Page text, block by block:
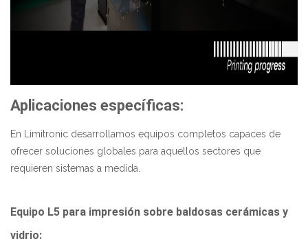
Aplicaciones específicas:
En Limitronic desarrollamos equipos completos capaces de
ofrecer soluciones globales para aquellos sectores que
requieren sistemas a medida.
Equipo L5 para impresión sobre baldosas cerámicas y
vidrio: